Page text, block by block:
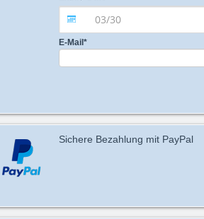
E-Mail*
Sichere Bezahlung mit PayPal